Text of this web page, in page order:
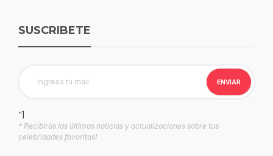
SUSCRIBETE
"]
* Recibirás las últimas noticias y actualizaciones sobre tus
celebridades favoritas!